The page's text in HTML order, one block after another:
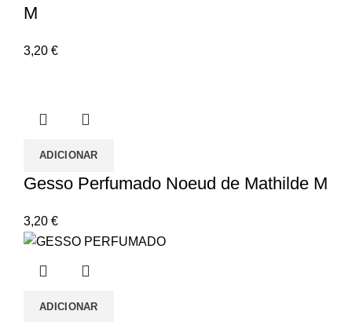
M
3,20 €
ADICIONAR
Gesso Perfumado Noeud de Mathilde M
3,20 €
ADICIONAR